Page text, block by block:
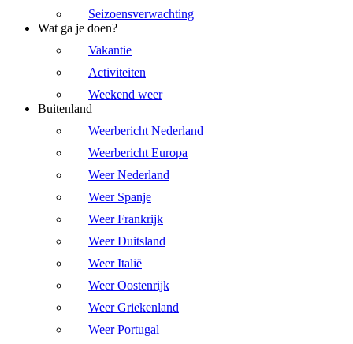
Seizoensverwachting
Wat ga je doen?
Vakantie
Activiteiten
Weekend weer
Buitenland
Weerbericht Nederland
Weerbericht Europa
Weer Nederland
Weer Spanje
Weer Frankrijk
Weer Duitsland
Weer Italië
Weer Oostenrijk
Weer Griekenland
Weer Portugal